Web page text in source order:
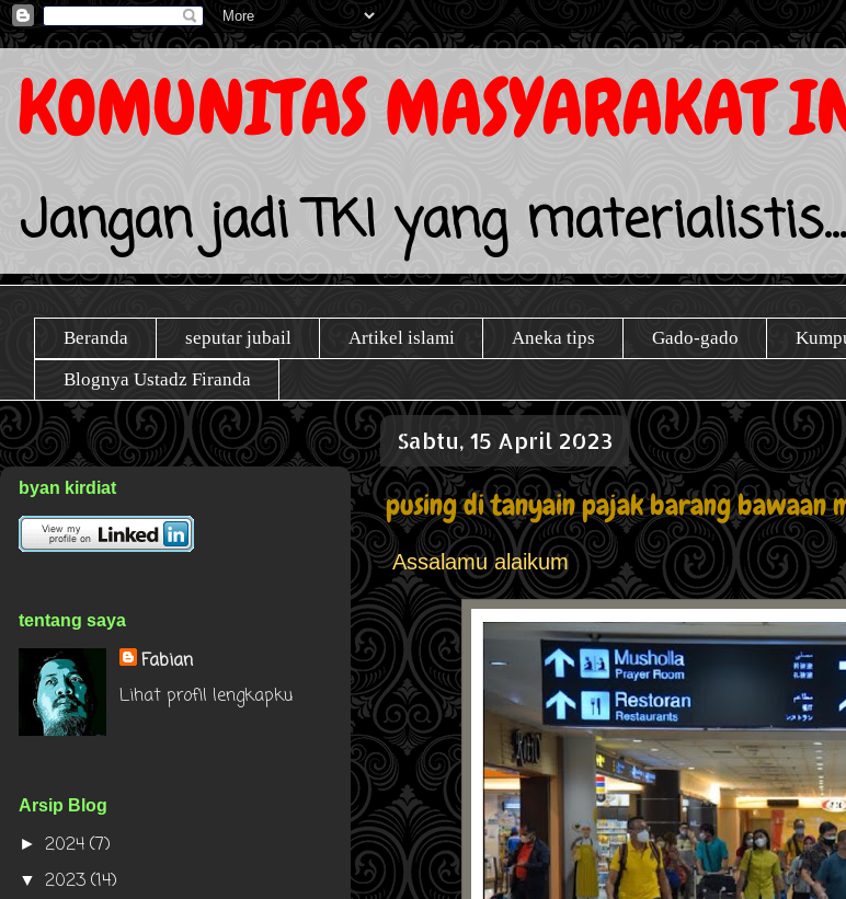
KOMUNITAS MASYARAKAT
Jangan jadi TKI yang
Beranda seputar jubail Artikel islami Aneka tips Gado-gado
Blognya Ustadz Firanda
Sabtu, 15 April 2023
pusing di tanyain pajak barang bawaan
Assalamu alaikum
byan kirdiat
tentang saya
Fabian
Lihat profil lengkapku
Arsip Blog
► 2024 (7)
▼ 2023 (14)